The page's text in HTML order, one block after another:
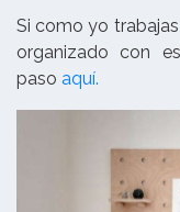
Si como yo
organizado con
paso aquí.